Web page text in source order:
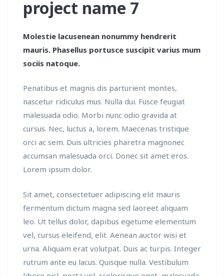
project name 7
Molestie lacusenean nonummy hendrerit
mauris. Phasellus portusce suscipit varius mum
sociis natoque.
Penatibus et magnis dis parturient montes,
nascetur ridiculus mus. Nulla dui. Fusce feugiat
malesuada odio. Morbi nunc odio gravida at
cursus. Nec, luctus a, lorem. Maecenas tristique
orci ac sem. Duis ultricies pharetra magnonec
accumsan malesuada orci. Donec sit amet eros.
Lorem ipsum dolor.
Sit amet, consectetuer adipiscing elit mauris
fermentum dictum magna sed laoreet aliquam
leo. Ut tellus dolor, dapibus egetume elementum
vel, cursus eleifend, elit. Aenean auctor wisi et
urna. Aliquam erat volutpat. Duis ac turpis. Integer
rutrum ante eu lacus. Quisque nulla. Vestibulum